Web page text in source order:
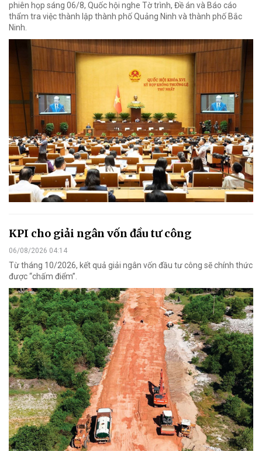
phiên họp sáng 06/8, Quốc hội nghe Tờ trình, Đề án và Báo cáo
thẩm tra việc thành lập thành phố Quảng Ninh và thành phố Bắc
Ninh.
KPI cho giải ngân vốn đầu tư công
06/08/2026 04:14
Từ tháng 10/2026, kết quả giải ngân vốn đầu tư công sẽ chính thức
được “chấm điểm”.